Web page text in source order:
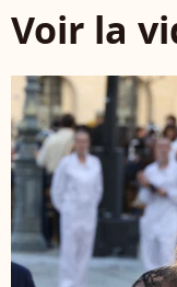
Voir la